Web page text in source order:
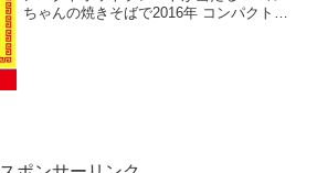
ちゃんの焼きそばで2016年 コンパクトホ